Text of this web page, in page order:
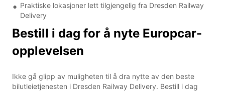
Praktiske lokasjoner lett tilgjengelig fra Dresden Railway
Delivery
Bestill i dag for å nyte Europcar-
opplevelsen
Ikke gå glipp av muligheten til å dra nytte av den beste
bilutleietjenesten i Dresden Railway Delivery. Bestill i dag